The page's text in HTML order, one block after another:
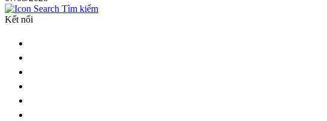
Tìm kiếm
Kết nối